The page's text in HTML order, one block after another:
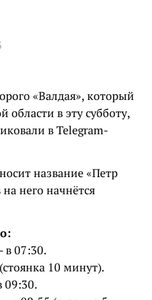
«Валдая», который
области в эту субботу,
в Telegram-
название «Петр
него начнётся
в 07:30.
10 минут).
09:30.